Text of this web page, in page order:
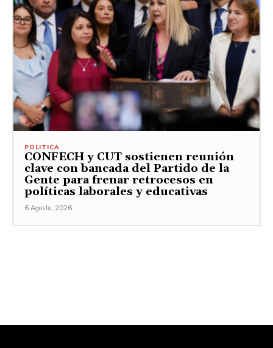
POLITICA
CONFECH y CUT sostienen reunión
clave con bancada del Partido de la
Gente para frenar retrocesos en
políticas laborales y educativas
6 Agosto, 2026